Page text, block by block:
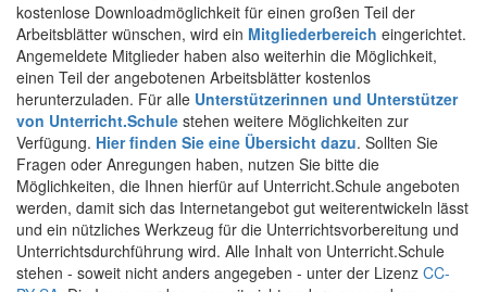
kostenlose Downloadmöglichkeit für einen großen Teil der
Arbeitsblätter wünschen, wird ein Mitgliederbereich eingerichtet.
Angemeldete Mitglieder haben also weiterhin die Möglichkeit,
einen Teil der angebotenen Arbeitsblätter kostenlos
herunterzuladen. Für alle Unterstützerinnen und Unterstützer
von Unterricht.Schule stehen weitere Möglichkeiten zur
Verfügung. Hier finden Sie eine Übersicht dazu. Sollten Sie
Fragen oder Anregungen haben, nutzen Sie bitte die
Möglichkeiten, die Ihnen hierfür auf Unterricht.Schule angeboten
werden, damit sich das Internetangebot gut weiterentwickeln lässt
und ein nützliches Werkzeug für die Unterrichtsvorbereitung und
Unterrichtsdurchführung wird. Alle Inhalt von Unterricht.Schule
stehen - soweit nicht anders angegeben - unter der Lizenz CC-